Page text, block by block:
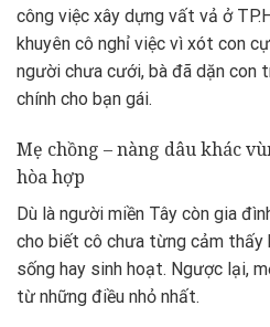
công việc xây dựng vất vả ở
khuyên cô nghỉ việc vì xót con
người chưa cưới, bà đã dặn con
chính cho bạn gái.
Mẹ chồng – nàng dâu khác
hòa hợp
Dù là người miền Tây còn gia
cho biết cô chưa từng cảm thấy
sống hay sinh hoạt. Ngược lại,
từ những điều nhỏ nhất.